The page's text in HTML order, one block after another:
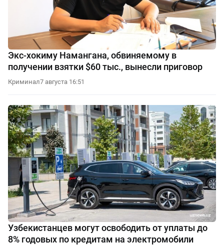
Экс-хокиму Намангана, обвиняемому в
получении взятки $60 тыс., вынесли приговор
Криминал7 августа 16:51
Узбекистанцев могут освободить от уплаты до
8% годовых по кредитам на электромобили